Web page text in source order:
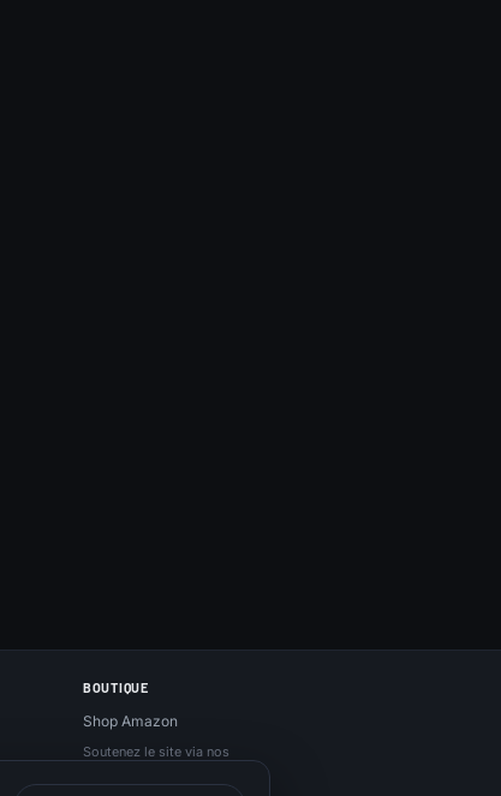
BOUTIQUE
Shop Amazon
Soutenez le site via nos
surcoût.